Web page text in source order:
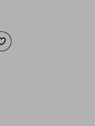
Добави към списъка с